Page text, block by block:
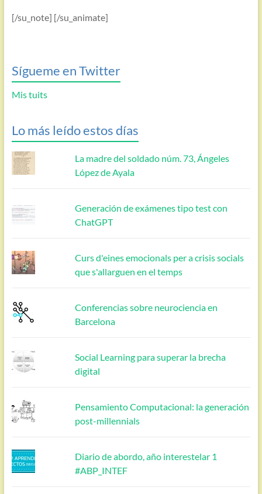
[/su_note] [/su_animate]
Sígueme en Twitter
Mis tuits
Lo más leído estos días
La madre del soldado núm. 73, Ángeles
López de Ayala
Generación de exámenes tipo test con
ChatGPT
Curs d'eines emocionals per a crisis socials
que s'allarguen en el temps
Conferencias sobre neurociencia en
Barcelona
Social Learning para superar la brecha
digital
Pensamiento Computacional: la generación
post-millennials
Diario de abordo, año interestelar 1
#ABP_INTEF